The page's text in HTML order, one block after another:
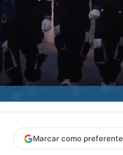
Marcar como preferente